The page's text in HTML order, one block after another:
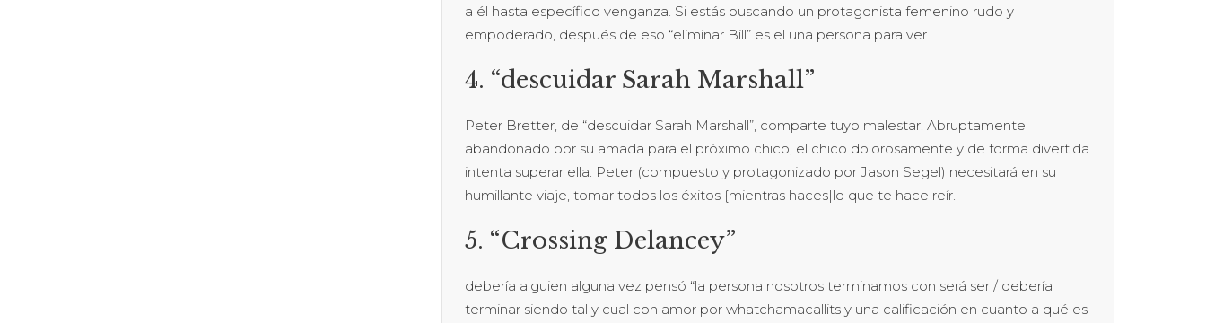
a él hasta específico venganza. Si estás buscando un protagonista femenino rudo y
empoderado, después de eso “eliminar Bill” es el una persona para ver.
4. “descuidar Sarah Marshall”
Peter Bretter, de “descuidar Sarah Marshall”, comparte tuyo malestar. Abruptamente
abandonado por su amada para el próximo chico, el chico dolorosamente y de forma divertida
intenta superar ella. Peter (compuesto y protagonizado por Jason Segel) necesitará en su
humillante viaje, tomar todos los éxitos {mientras haces|lo que te hace reír.
5. “Crossing Delancey”
debería alguien alguna vez pensó “la persona nosotros terminamos con será ser / debería
terminar siendo tal y cual con amor por whatchamacallits y una calificación en cuanto a qué es